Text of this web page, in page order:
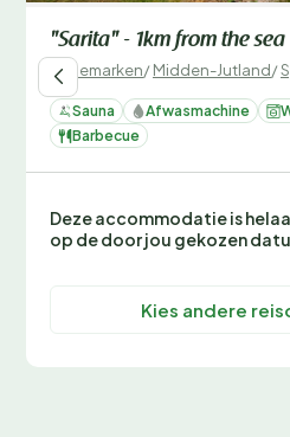
"Sarita" - 1km from the sea
Denemarken/Midden-Jutland/
Sauna Afwasmachine
Barbecue
Deze accommodatie is
op de door jou gekozen
Kies andere